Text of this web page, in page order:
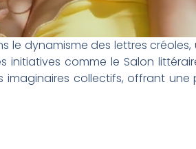
dynamisme des lettres créoles,
comme le Salon
collectifs, offrant une